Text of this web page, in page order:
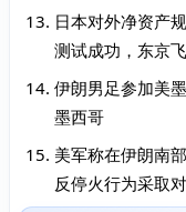
日本对外净资产
测试成功，东京
伊朗男足参加美
墨西哥
美军称在伊朗南
反停火行为采取